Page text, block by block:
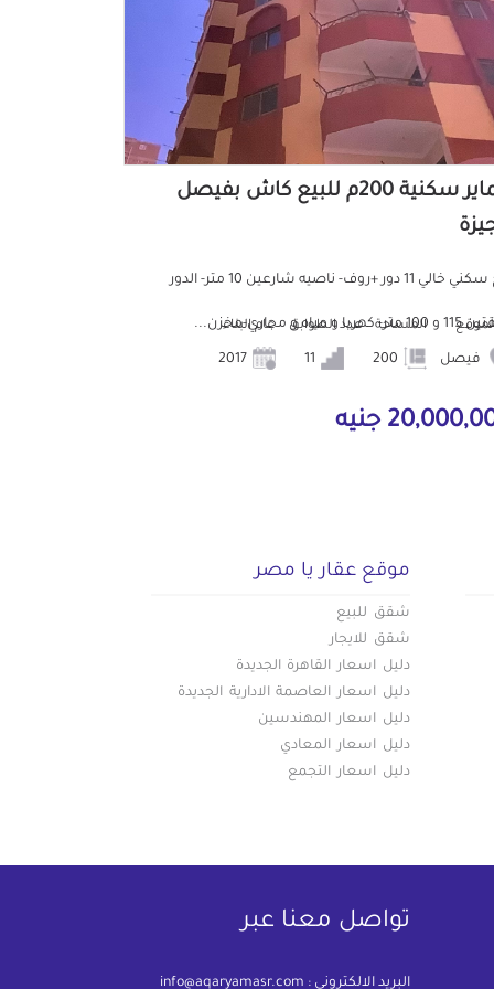
عماير سكنية 200م للبيع كاش بفيصل
برج سكني خالي 11 دور +روف- ناصيه شارعين 10 متر- الدور
كهربا و مياه و مجاري-مخزن...
فيصل
المساحة عدد الطوابق عام البناء
جنيه
موقع عقار يا مصر
شقق للبيع
شقق للايجار
دليل اسعار القاهرة الجديدة
دليل اسعار العاصمة الادارية الجديدة
دليل اسعار المهندسين
دليل اسعار المعادي
دليل اسعار التجمع
تواصل معنا عبر
البريد الالكترونى : info@aqaryamasr.com